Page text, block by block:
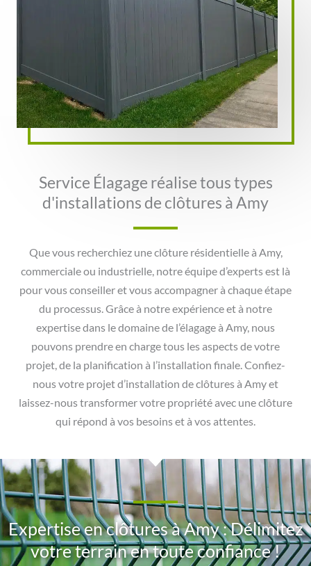
Service Élagage réalise tous types
d'installations de clôtures à Amy
Que vous recherchiez une clôture résidentielle à Amy,
commerciale ou industrielle, notre équipe d’experts est là
pour vous conseiller et vous accompagner à chaque étape
du processus. Grâce à notre expérience et à notre
expertise dans le domaine de l’élagage à Amy, nous
pouvons prendre en charge tous les aspects de votre
projet, de la planification à l’installation finale. Confiez-
nous votre projet d’installation de clôtures à Amy et
laissez-nous transformer votre propriété avec une clôture
qui répond à vos besoins et à vos attentes.
Expertise en clôtures à Amy : Délimitez
votre terrain en toute confiance !